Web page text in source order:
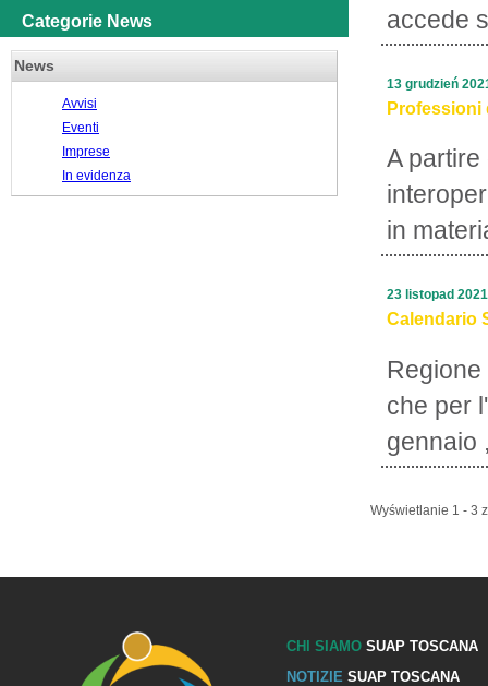
Categorie News
News
Avvisi
Eventi
Imprese
In evidenza
accede
Professioni
A
in
13 grudzień
Calendario
che per
gennaio
23 listopad 2021
Wyświetlanie 1 - 3
CHI SIAMOSUAP TOSCANA
NOTIZIE SUAP TOSCANA